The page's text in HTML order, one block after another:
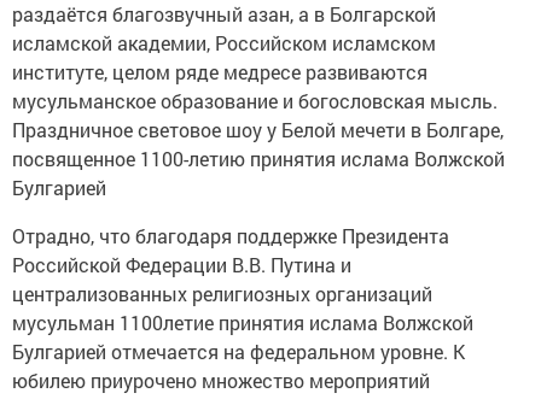
раздаётся благозвучный азан, а в Болгарской
исламской академии, Российском исламском
институте, целом ряде медресе развиваются
мусульманское образование и богословская мысль.
Праздничное световое шоу у Белой мечети в Болгаре,
посвященное 1100-летию принятия ислама Волжской
Булгарией
Отрадно, что благодаря поддержке Президента
Российской Федерации В.В. Путина и
централизованных религиозных организаций
мусульман 1100летие принятия ислама Волжской
Булгарией отмечается на федеральном уровне. К
юбилею приурочено множество мероприятий